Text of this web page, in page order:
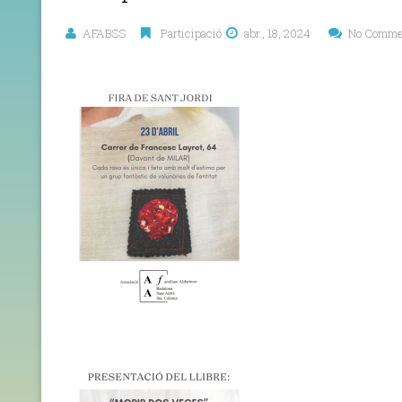
AFABSS Participació abr., 18, 2024 No